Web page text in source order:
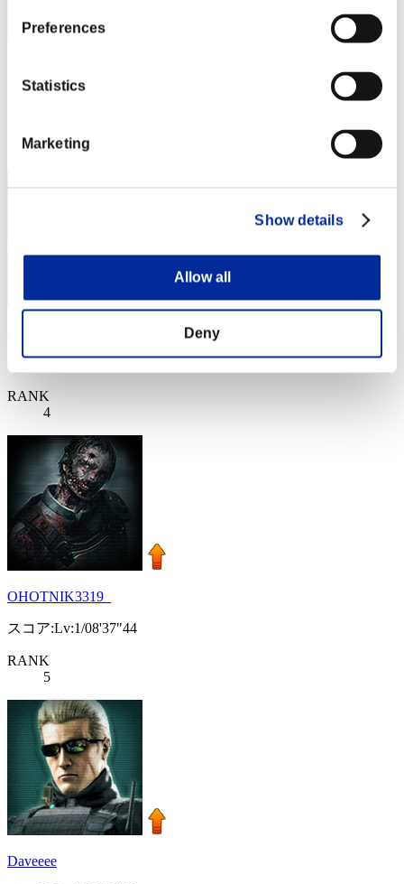
Preferences
Statistics
Marketing
Show details
Allow all
Deny
3
スコア:Lv:1/05'22"70
RANK
4
OHOTNIK3319_
スコア:Lv:1/08'37"44
RANK
5
Daveeee